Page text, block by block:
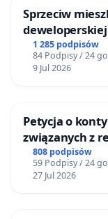
Sprzeciw
Bulwarów
1 285 podpisów
84 Podpisy / 24
9 Jul 2026
Petycja o
związanych z
808 podpisów
59 Podpisy / 24
27 Jul 2026